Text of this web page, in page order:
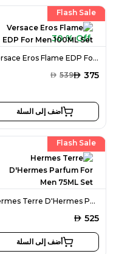
Flash Sale
30 % Off
Versace Eros Flame EDP For Men 100ML Set
AED 375
AED 539
أضف إلى السلة
Flash Sale
Hermes Terre D'Hermes Parfum For Men 75ML Set
AED 525
أضف إلى السلة